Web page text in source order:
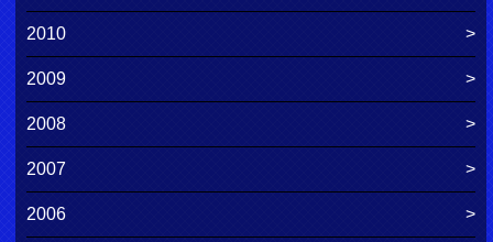
2010
2009
2008
2007
2006